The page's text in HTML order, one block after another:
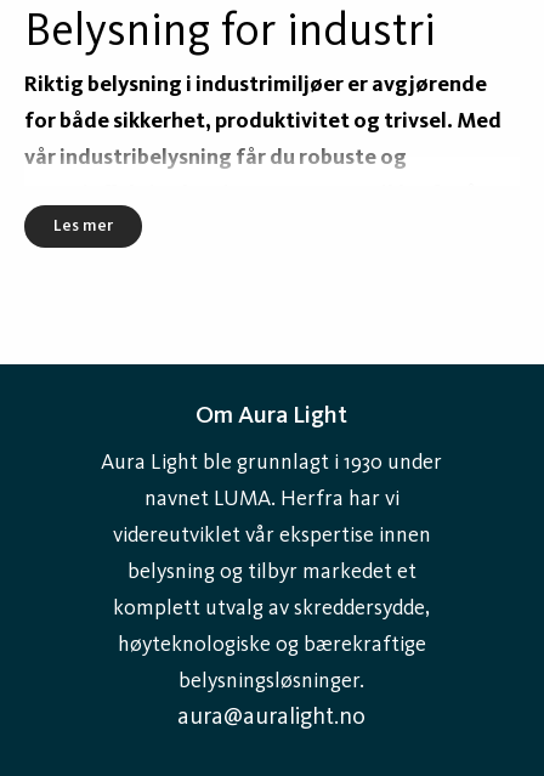
ferdigmontert 10m eller 15m tilkoblingskabel.
Belysning for industri
Riktig belysning i industrimiljøer er avgjørende
for både sikkerhet, produktivitet og trivsel. Med
vår industribelysning får du robuste og
tåle krevende miljøer. Vår LED-belysning for
Effektiv og sikker belysning for
I produksjonshaller, lager og verksteder kreves det
sterkt og jevnt lys for å skape et sikkert arbeidsmiljø.
Våre armaturer leverer høye lysmengder med
minimalt energiforbruk og tenner umiddelbart uten
flimmer. Takket være moderne LED-teknologi får du
stabil industribelysning som fungerer problemfritt
selv ved lave temperaturer og hyppige
Les mer
Om Aura Light
Aura Light ble grunnlagt i 1930 under
navnet LUMA. Herfra har vi
videreutviklet vår ekspertise innen
belysning og tilbyr markedet et
komplett utvalg av skreddersydde,
høyteknologiske og bærekraftige
belysningsløsninger.
aura@auralight.no